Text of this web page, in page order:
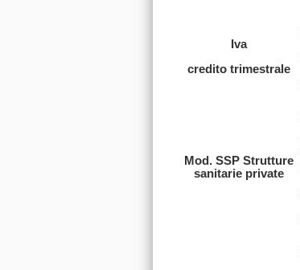
Iva
credito trimestrale
Mod. SSP Strutture
sanitarie private